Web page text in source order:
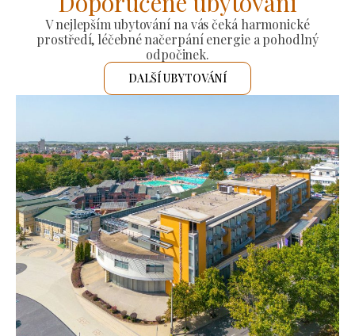
V nejlepším ubytování na vás čeká harmonické
prostředí, léčebné načerpání energie a pohodlný
odpočinek.
DALŠÍ UBYTOVÁNÍ